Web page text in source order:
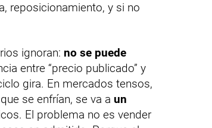
reposicionamiento, y si no
ignoran: no se puede
entre “precio publicado” y
gira. En mercados tensos,
se enfrían, se va a un
El problema no es vender